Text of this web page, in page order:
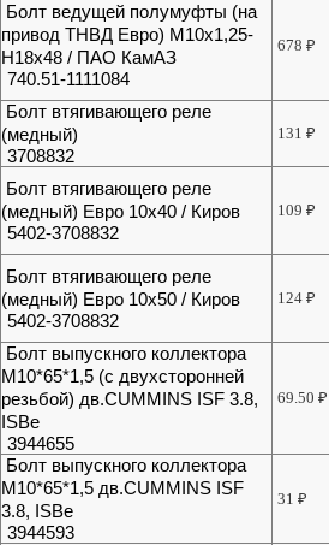
Болт ведущей полумуфты (на
привод ТНВД Евро) М10х1,25-
Н18х48 / ПАО КамАЗ
740.51-1111084
678₽
Болт втягивающего реле
(медный)
3708832
131₽
Болт втягивающего реле
(медный) Евро 10х40 / Киров
5402-3708832
109₽
Болт втягивающего реле
(медный) Евро 10х50 / Киров
5402-3708832
124₽
Болт выпускного коллектора
М10*65*1,5 (с двухсторонней
резьбой) дв.CUMMINS ISF 3.8,
ISBe
3944655
69.50₽
Болт выпускного коллектора
М10*65*1,5 дв.CUMMINS ISF
3.8, ISBe
3944593
31₽